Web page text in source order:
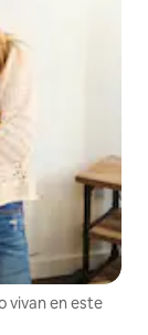
vivan en este